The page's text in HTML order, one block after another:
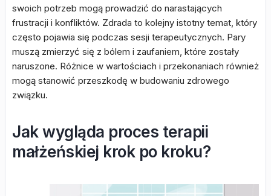
swoich potrzeb mogą prowadzić do narastających
frustracji i konfliktów. Zdrada to kolejny istotny temat, który
często pojawia się podczas sesji terapeutycznych. Pary
muszą zmierzyć się z bólem i zaufaniem, które zostały
naruszone. Różnice w wartościach i przekonaniach również
mogą stanowić przeszkodę w budowaniu zdrowego
związku.
Jak wygląda proces terapii
małżeńskiej krok po kroku?